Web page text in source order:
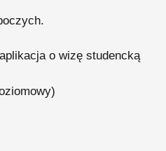
o wizę studencką